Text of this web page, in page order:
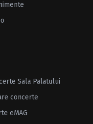
Sala Palatului
concerte
eMAG